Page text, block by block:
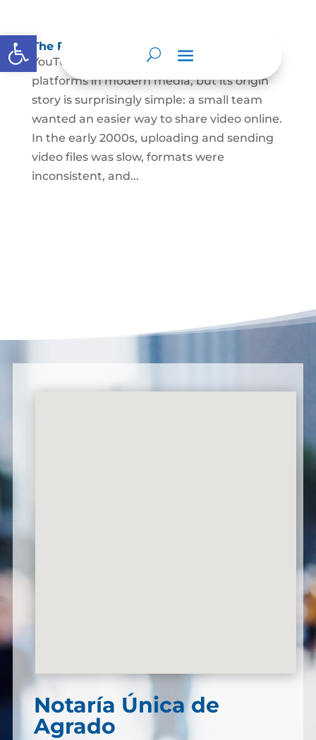
Abrir barra de herramientas
The Founding of YouTube A Short History
YouTube is one of the most influential
platforms in modern media, but its origin
story is surprisingly simple: a small team
wanted an easier way to share video online.
In the early 2000s, uploading and sending
video files was slow, formats were
inconsistent, and...
Notaría Única de
Agrado